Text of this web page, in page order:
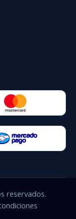
reservados.